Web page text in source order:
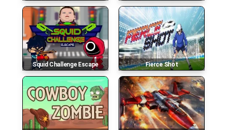
Squid Challenge Escape Fierce Shot